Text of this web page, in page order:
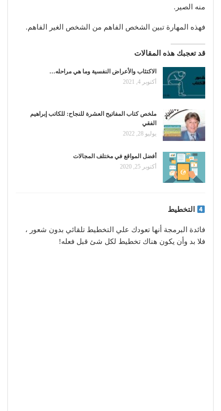
منه الصير.
فهذه المهارة تبين الشخص الفاهم من الشخص الغير الفاهم.
قد تعجبك هذه المقالات
الاكتئاب والأعراض النفسية وما هي مراحله…
أكتوبر 4, 2021
ملخص كتاب المفاتيح العشرة للنجاح: للكاتب إبراهيم
الفقي
يوليو 28, 2022
أفضل المواقع في مختلف المجالات
أكتوبر 25, 2020
التخطيط
فائدة البرمجة أنها تعودك علي التخطيط تلقائي بدون شعور ،
فلا بد وأن يكون هناك تخطيط لكل شئ قبل فعله!